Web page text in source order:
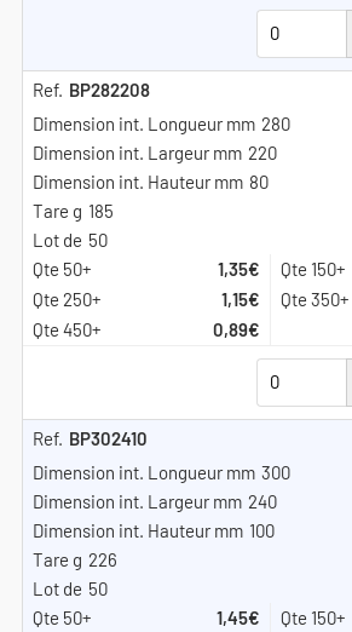
BP282208
280
220
80
185
50
1,35€
1,15€
0,89€
BP302410
300
240
100
226
50
1,45€